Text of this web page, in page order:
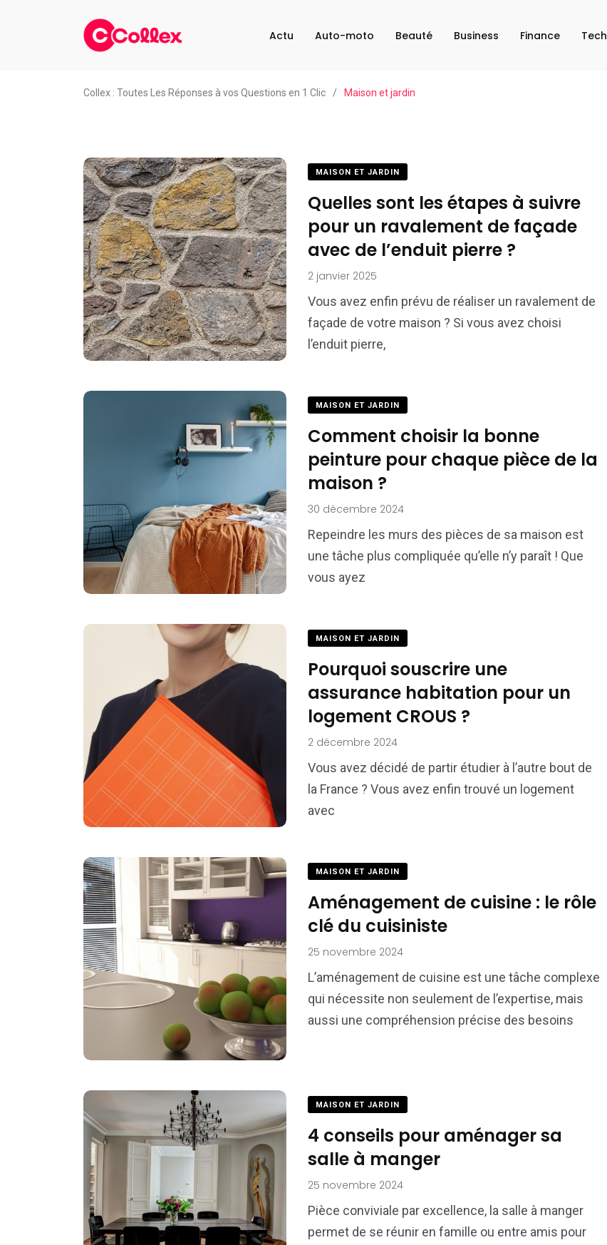
Actu Auto-moto Beauté Business Finance Tech
Collex : Toutes Les Réponses à vos Questions en 1 Clic / Maison et jardin
MAISON ET JARDIN
Quelles sont les étapes à suivre
pour un ravalement de façade
avec de l’enduit pierre ?
2 janvier 2025
Vous avez enfin prévu de réaliser un ravalement de
façade de votre maison ? Si vous avez choisi
l’enduit pierre,
MAISON ET JARDIN
Comment choisir la bonne
peinture pour chaque pièce de la
maison ?
30 décembre 2024
Repeindre les murs des pièces de sa maison est
une tâche plus compliquée qu’elle n’y paraît ! Que
vous ayez
MAISON ET JARDIN
Pourquoi souscrire une
assurance habitation pour un
logement CROUS ?
2 décembre 2024
Vous avez décidé de partir étudier à l’autre bout de
la France ? Vous avez enfin trouvé un logement
avec
MAISON ET JARDIN
Aménagement de cuisine : le rôle
clé du cuisiniste
25 novembre 2024
L’aménagement de cuisine est une tâche complexe
qui nécessite non seulement de l’expertise, mais
aussi une compréhension précise des besoins
MAISON ET JARDIN
4 conseils pour aménager sa
salle à manger
25 novembre 2024
Pièce conviviale par excellence, la salle à manger
permet de se réunir en famille ou entre amis pour